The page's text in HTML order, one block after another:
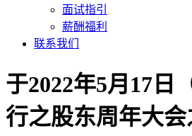
面试指引
薪酬福利
联系我们
于2022年5月17日
行之股东周年大